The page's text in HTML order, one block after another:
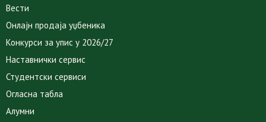
Вести
Онлајн продаја уџбеника
Конкурси за упис у 2026/27
Наставнички сервис
Студентски сервиси
Огласна табла
Алумни